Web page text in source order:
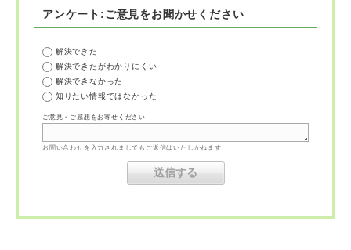
アンケート:ご意見をお聞かせください
解決できた
解決できたがわかりにくい
解決できなかった
知りたい情報ではなかった
ご意見・ご感想をお寄せください
お問い合わせを入力されましてもご返信はいたしかねます